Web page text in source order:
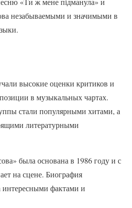
незабываемыми и значимыми в
высокие оценки критиков и
в музыкальных чартах.
стали популярными хитами, а
литературными
была основана в 1986 году и с
на сцене. Биография
интересными фактами и